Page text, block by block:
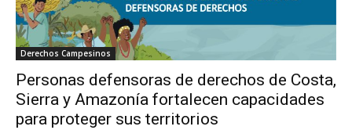
Derechos Campesinos
Personas defensoras de derechos de Costa,
Sierra y Amazonía fortalecen capacidades
para proteger sus territorios